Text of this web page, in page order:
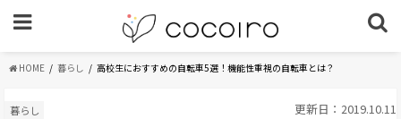
HOME 暮らし 高校生におすすめの自転車5選！機能性重視の自転車とは？
暮らし 更新日：2019.10.11